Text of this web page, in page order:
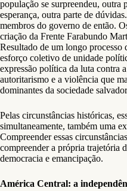
população se surpreendeu, outra
esperança, outra parte de
membros do governo de então.
criação da Frente Farabundo
Resultado de um longo processo
esforço coletivo de unidade
expressão política da luta contra
autoritarismo e a violência que
dominantes da sociedade
Pelas circunstâncias históricas,
simultaneamente, também uma
Compreender essas
compreender a própria trajetória
democracia e emancipação.
América Central: a